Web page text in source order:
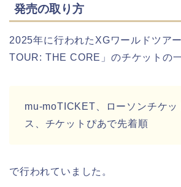
発売の取り方
2025年に行われたXGワールドツア
TOUR: THE CORE」のチケットの
mu-moTICKET、ローソンチケッ
ス、チケットぴあで先着順
で行われていました。